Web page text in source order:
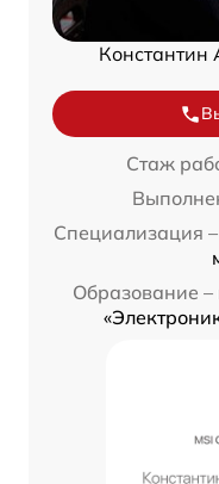
Константин
Стаж
Специализация –
Образование –